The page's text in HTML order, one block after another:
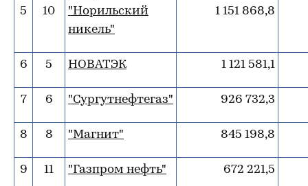
5 10
"Норильский
никель"
1 151 868,8
6 5 НОВАТЭК 1 121 581,1
7 6 "Сургутнефтегаз" 926 732,3
8 8 "Магнит" 845 198,8
9 11 "Газпром нефть" 672 221,5